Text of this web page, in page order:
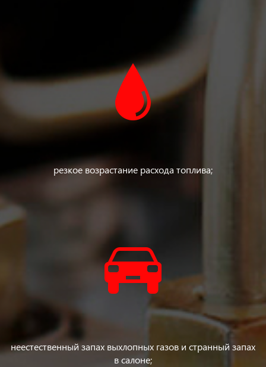
резкое возрастание расхода топлива;
неестественный запах выхлопных газов и странный запах
в салоне;